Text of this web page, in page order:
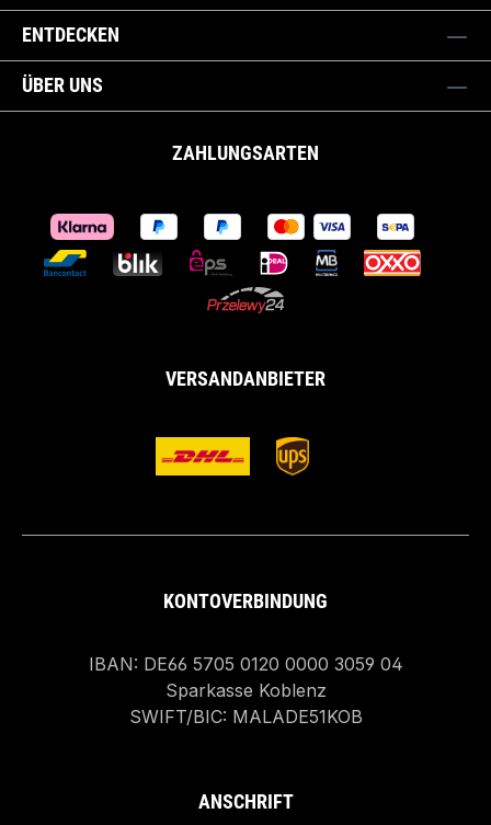
ENTDECKEN
ÜBER UNS
ZAHLUNGSARTEN
VERSANDANBIETER
KONTOVERBINDUNG
IBAN: DE66 5705 0120 0000 3059 04
Sparkasse Koblenz
SWIFT/BIC: MALADE51KOB
ANSCHRIFT